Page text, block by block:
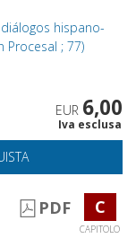
hispano-
Procesal ; 77)
EUR 6,00
Iva esclusa
PDF C
CAPITOLO